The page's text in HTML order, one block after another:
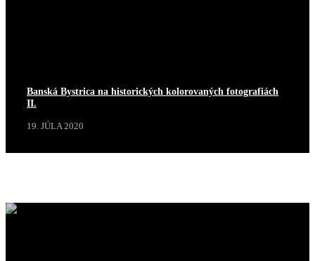
Banská Bystrica na historických kolorovaných fotografiách
II.
19. JÚLA 2020